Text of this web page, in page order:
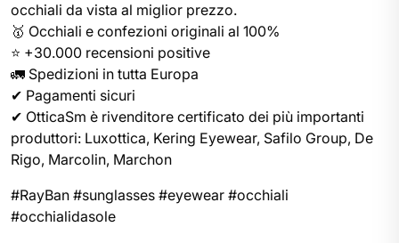
occhiali da vista al miglior prezzo.
🥇 Occhiali e confezioni originali al 100%
⭐ +30.000 recensioni positive
🚛 Spedizioni in tutta Europa
✔ Pagamenti sicuri
✔ OtticaSm è rivenditore certificato dei più importanti
produttori: Luxottica, Kering Eyewear, Safilo Group, De
Rigo, Marcolin, Marchon
#RayBan #sunglasses #eyewear #occhiali
#occhialidasole